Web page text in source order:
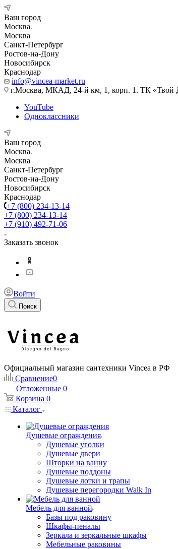
Ваш город
Москва
Москва
Санкт-Петербург
Ростов-на-Дону
Новосибирск
Краснодар
info@vincea-market.ru
г.Москва, МКАД, 24-й км, 1, корп. 1. ТК
YouTube
Одноклассники
Ваш город
Москва
Москва
Санкт-Петербург
Ростов-на-Дону
Новосибирск
Краснодар
+7 (800) 234-13-14
+7 (800) 234-13-14
+7 (910) 492-71-06
Заказать звонок
Войти
Поиск
Официальный магазин сантехники Vincea в РФ
Сравнение0
Отложенные 0
Корзина 0
Каталог
Душевые ограждения
Душевые уголки
Душевые двери
Шторки на ванну
Душевые поддоны
Душевые лотки и трапы
Душевые перегородки Walk In
Мебель для ванной
Базы под раковину
Шкафы-пеналы
Зеркала и зеркальные шкафы
Мебельные раковины